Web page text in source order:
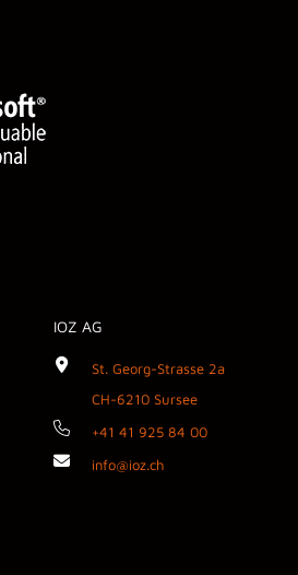
IOZ AG
St. Georg-Strasse 2a
CH-6210 Sursee
+41 41 925 84 00
info@ioz.ch